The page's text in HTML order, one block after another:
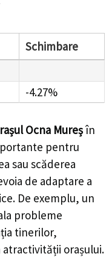
Schimbare
-4.27%
Ocna Mureșîn
pentru
sau scăderea
de adaptare a
De exemplu, un
probleme
tinerilor,
orașului.